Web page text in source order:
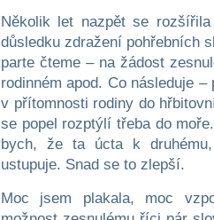
Několik let nazpět se
důsledku zdražení pohřebních
parte čteme – na žádost
rodinném apod. Co následuje
v přítomnosti rodiny do
se popel rozptýlí třeba do
bych, že ta úcta k
ustupuje. Snad se to zlepší.
Moc jsem plakala, moc